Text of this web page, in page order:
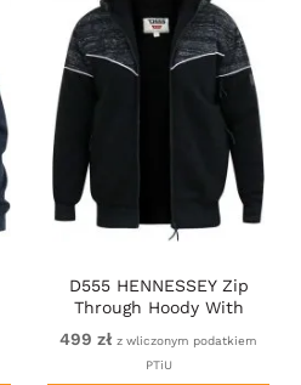
D555 HENNESSEY Zip
Through Hoody With
Sherpa Lining Black
499 zł z wliczonym podatkiem
PTiU